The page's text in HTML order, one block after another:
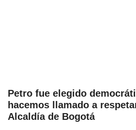
Petro fue elegido
hacemos llamado a
Alcaldía de Bogotá